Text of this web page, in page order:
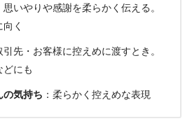
思いやりや感謝を柔らかく伝える。
く
引先・お客様に控えめに渡すとき。
にも
の気持ち ：柔らかく控えめな表現